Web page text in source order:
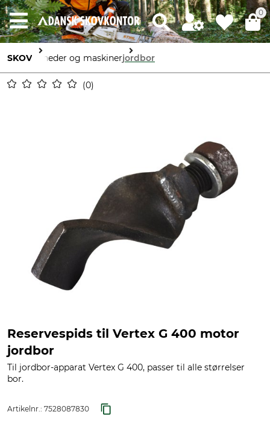
0
SKOV Enheder og maskinerjordbor
0
Reservespids til Vertex G 400 motor
jordbor
Til jordbor-apparat Vertex G 400, passer til alle størrelser
bor.
Artikelnr.: 7528087830